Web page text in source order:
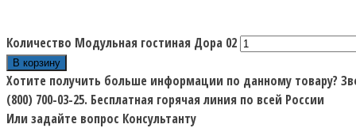
Количество Модульная гостиная Дора 02
В корзину
Хотите получить больше информации по данному товару?
(800) 700-03-25. Бесплатная горячая линия по всей России
Или задайте вопрос Консультанту